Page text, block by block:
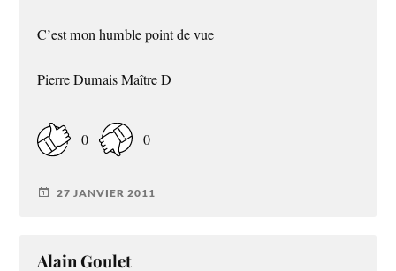
C’est mon humble point de vue
Pierre Dumais Maître D
0 0
27 JANVIER 2011
Alain Goulet